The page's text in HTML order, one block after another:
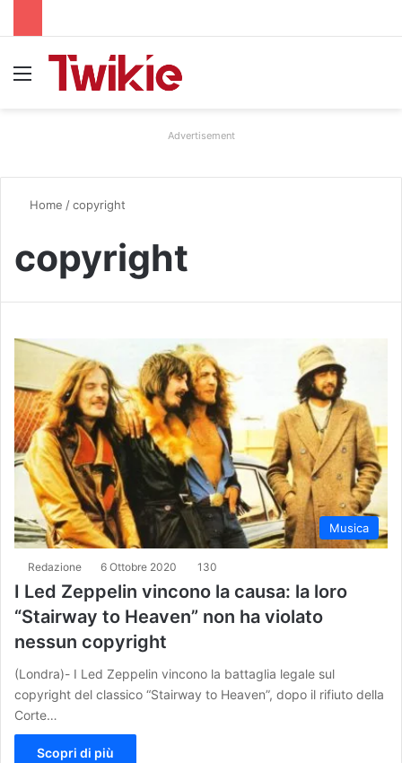
Advertisement
Home /copyright
copyright
Musica
Redazione 6 Ottobre 2020 130
I Led Zeppelin vincono la causa: la loro
“Stairway to Heaven” non ha violato
nessun copyright
(Londra)- I Led Zeppelin vincono la battaglia legale sul
copyright del classico “Stairway to Heaven”, dopo il rifiuto della
Corte…
Scopri di più